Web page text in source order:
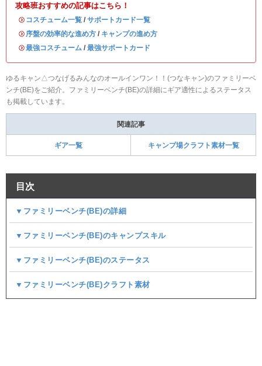
攻略班おすすめの記事はこちら！
・ コスチューム一覧 / サポートカード一覧
・ 序盤の効率的な進め方 / キャンプの進め方
・最強コスチューム / 最強サポートカード
ゆるキャン△つなげるみんなのオールインワン！！(つなキャン)のファミリーベ
ンチ(BE)をご紹介。ファミリーベンチ(BE)の詳細にギア適性によるステータス
も掲載しています。
関連記事
ギア一覧 キャンプ場クラフト素材一覧
目次
▼ファミリーベンチ(BE)の詳細
▼ファミリーベンチ(BE)のキャンプスキル
▼ファミリーベンチ(BE)のステータス
▼ファミリーベンチ(BE)クラフト素材